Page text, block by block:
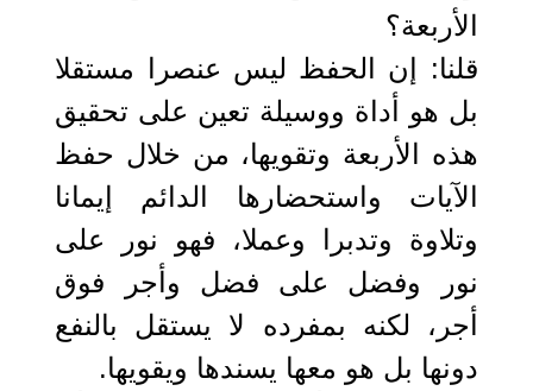
الأربعة؟
قلنا: إن الحفظ ليس عنصرا مستقلا
بل هو أداة ووسيلة تعين على تحقيق
هذه الأربعة وتقويها، من خلال حفظ
الآيات واستحضارها الدائم إيمانا
وتلاوة وتدبرا وعملا، فهو نور على
نور وفضل على فضل وأجر فوق
أجر، لكنه بمفرده لا يستقل بالنفع
دونها بل هو معها يسندها ويقويها.